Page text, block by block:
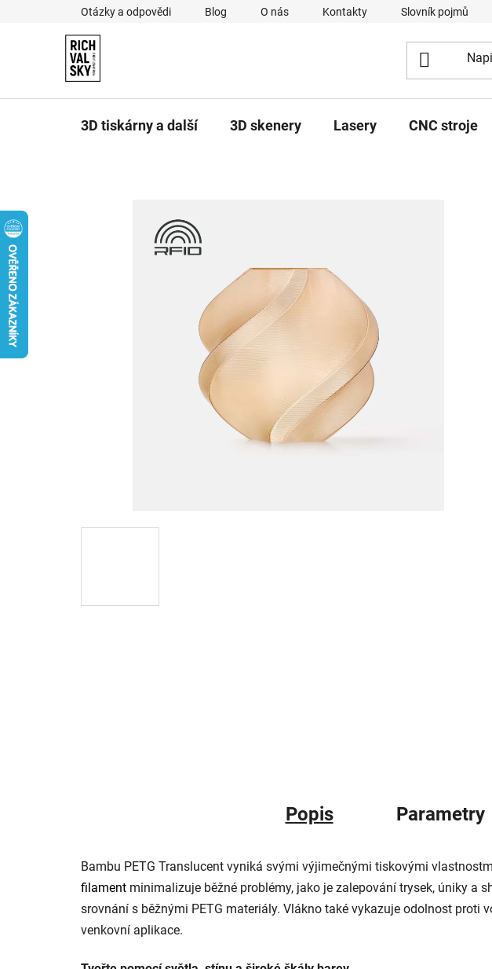
Otázky a odpovědi Blog O nás Kontakty Slovník pojmů
3D tiskárny a další 3D skenery Lasery CNC stroje
Popis Parametry
Bambu PETG Translucent vyniká svými výjimečnými tiskovými
filament minimalizuje běžné problémy, jako je zalepování trysek, úniky a
srovnání s běžnými PETG materiály. Vlákno také vykazuje odolnost proti
venkovní aplikace.